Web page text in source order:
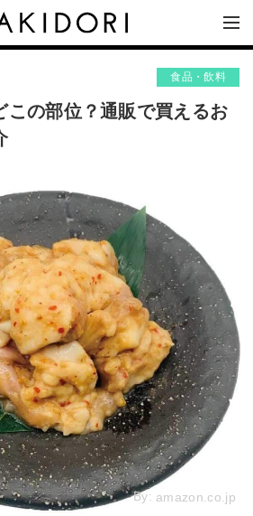
食品・飲料
この部位？通販で買えるお
By: amazon.co.jp